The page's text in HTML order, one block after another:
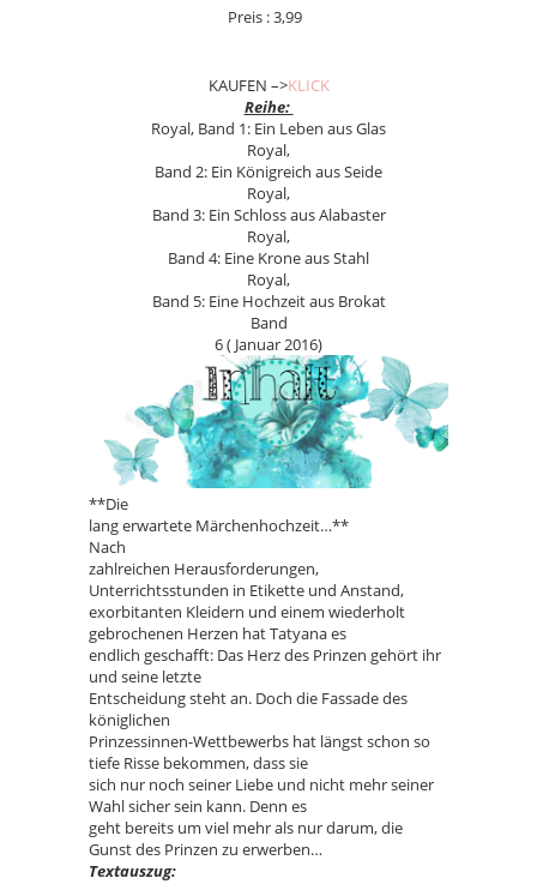
Preis : 3,99
KAUFEN –>KLICK
Reihe:
Royal, Band 1: Ein Leben aus Glas
Royal,
Band 2: Ein Königreich aus Seide
Royal,
Band 3: Ein Schloss aus Alabaster
Royal,
Band 4: Eine Krone aus Stahl
Royal,
Band 5: Eine Hochzeit aus Brokat
Band
6 ( Januar 2016)
**Die
lang erwartete Märchenhochzeit…**
Nach
zahlreichen Herausforderungen,
Unterrichtsstunden in Etikette und Anstand,
exorbitanten Kleidern und einem wiederholt
gebrochenen Herzen hat Tatyana es
endlich geschafft: Das Herz des Prinzen gehört ihr
und seine letzte
Entscheidung steht an. Doch die Fassade des
königlichen
Prinzessinnen-Wettbewerbs hat längst schon so
tiefe Risse bekommen, dass sie
sich nur noch seiner Liebe und nicht mehr seiner
Wahl sicher sein kann. Denn es
geht bereits um viel mehr als nur darum, die
Gunst des Prinzen zu erwerben…
Textauszug: